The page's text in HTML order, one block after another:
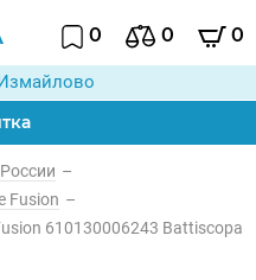
0 0 0
–
Fusion –
610130006243 Battiscopa